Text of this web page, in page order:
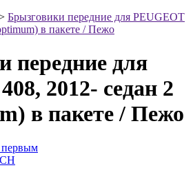
Брызговики передние для PEUGEOT
в пакете / Пежо
передние для
2012- седан 2
в пакете / Пежо